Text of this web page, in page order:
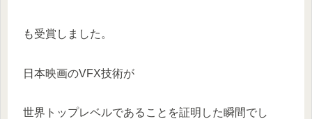
も受賞しました。
日本映画のVFX技術が
世界トップレベルであることを証明した瞬間でし